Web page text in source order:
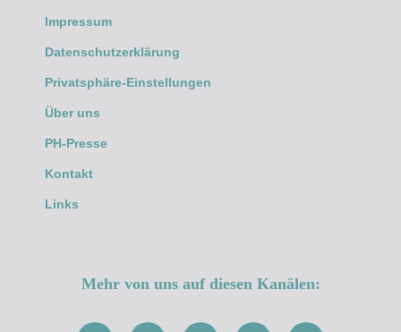
Impressum
Datenschutzerklärung
Privatsphäre-Einstellungen
Über uns
PH-Presse
Kontakt
Links
Mehr von uns auf diesen Kanälen: